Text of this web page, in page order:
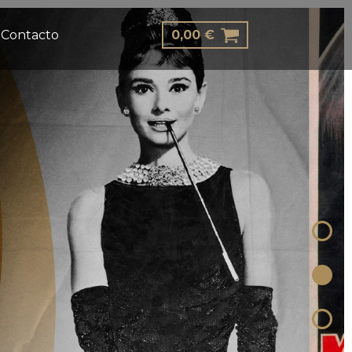
Contacto 0,00 €